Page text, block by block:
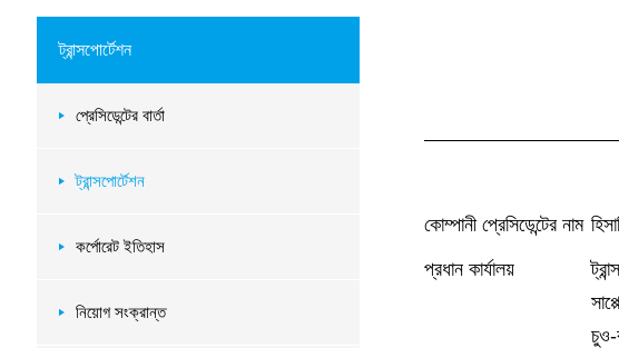
কোম্পানী প্রেসিডেন্টের নাম
প্রধান কার্যালয়
চুও-
ট্রান্সপোর্টেশন
প্রেসিডেন্টের বার্তা
ট্রান্সপোর্টেশন
কর্পোরেট ইতিহাস
নিয়োগ সংক্রান্ত